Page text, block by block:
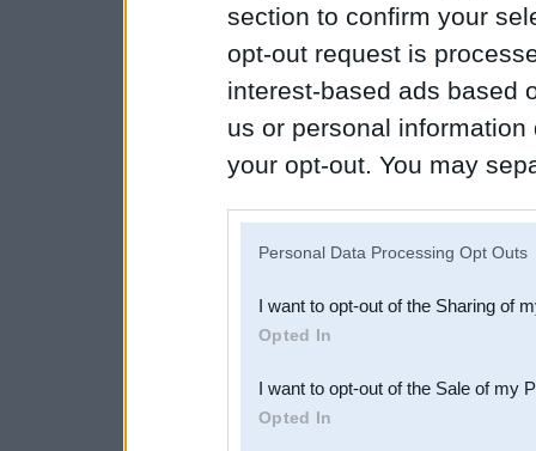
section to confirm your
opt-out request is
interest-based ads based
us or personal
your opt-out. You may
Downstream Participants
third parties.
Personal Data Processing Opt Outs
I want to opt-out of the Sharing of
Opted In
I want to opt-out of the Sale of my
Opted In